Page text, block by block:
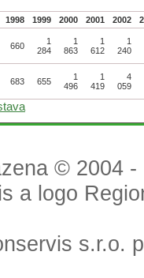
1998 1999 2000 2001 2002
660
1
284
1
863
1
612
1
240
683 655
1
496
1
419
4
059
© 2004
a logo
s.r.o.